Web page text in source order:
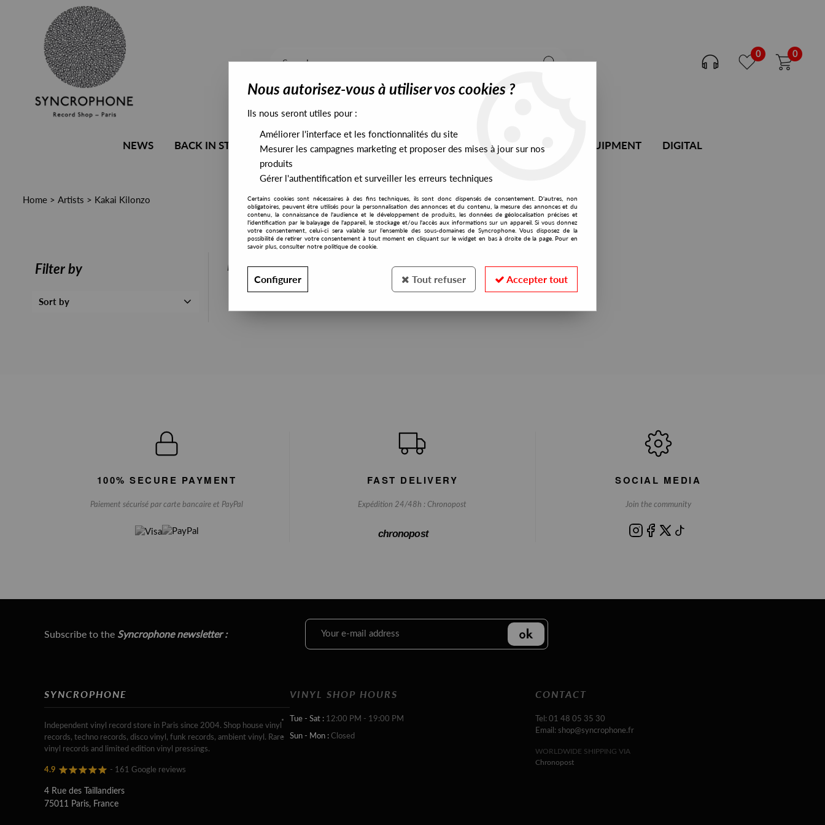
0 0
NEWS BACK IN STOCK ALL STOCK EXCLUSIVES PRESALES EXCLUSIVES DJ EQUIPMENT DIGITAL
Home > Artists > Kakai Kilonzo
Filter by
Sort by
PRESALES EXCLUSIVES
100% SECURE PAYMENT
Paiement sécurisé par carte bancaire et PayPal
FAST DELIVERY
Expédition 24/48h : Chronopost
chronopost
SOCIAL MEDIA
Join the community
Subscribe to the Syncrophone newsletter :
SYNCROPHONE
Independent vinyl record store in Paris since 2004. Shop house vinyl
records, techno records, disco vinyl, funk records, ambient vinyl. Rare
vinyl records and limited edition vinyl pressings.
4.9 - 161 Google reviews
4 Rue des Taillandiers
75011 Paris, France
VINYL SHOP HOURS
Tue - Sat : 12:00 PM - 19:00 PM
Sun - Mon : Closed
CONTACT
Tel: 01 48 05 35 30
Email: shop@syncrophone.fr
WORLDWIDE SHIPPING VIA
Chronopost
Nous autorisez-vous à utiliser vos cookies ?
Ils nous seront utiles pour :
Améliorer l'interface et les fonctionnalités du site
Mesurer les campagnes marketing et proposer des mises à jour sur nos
produits
Gérer l'authentification et surveiller les erreurs techniques
Certains cookies sont nécessaires à des fins techniques, ils sont donc dispensés de consentement. D'autres, non
obligatoires, peuvent être utilisés pour la personnalisation des annonces et du contenu, la mesure des annonces et du
contenu, la connaissance de l'audience et le développement de produits, les données de géolocalisation précises et
l'identification par le balayage de l'appareil, le stockage et/ou l'accès aux informations sur un appareil. Si vous donnez
votre consentement, celui-ci sera valable sur l’ensemble des sous-domaines de Syncrophone. Vous disposez de la
possibilité de retirer votre consentement à tout moment en cliquant sur le widget en bas à droite de la page. Pour en
savoir plus, consulter notre politique de cookie.
Configurer Tout refuser Accepter tout